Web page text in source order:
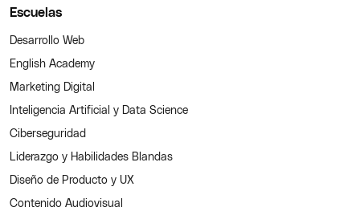
Escuelas
Desarrollo Web
English Academy
Marketing Digital
Inteligencia Artificial y Data Science
Ciberseguridad
Liderazgo y Habilidades Blandas
Diseño de Producto y UX
Contenido Audiovisual